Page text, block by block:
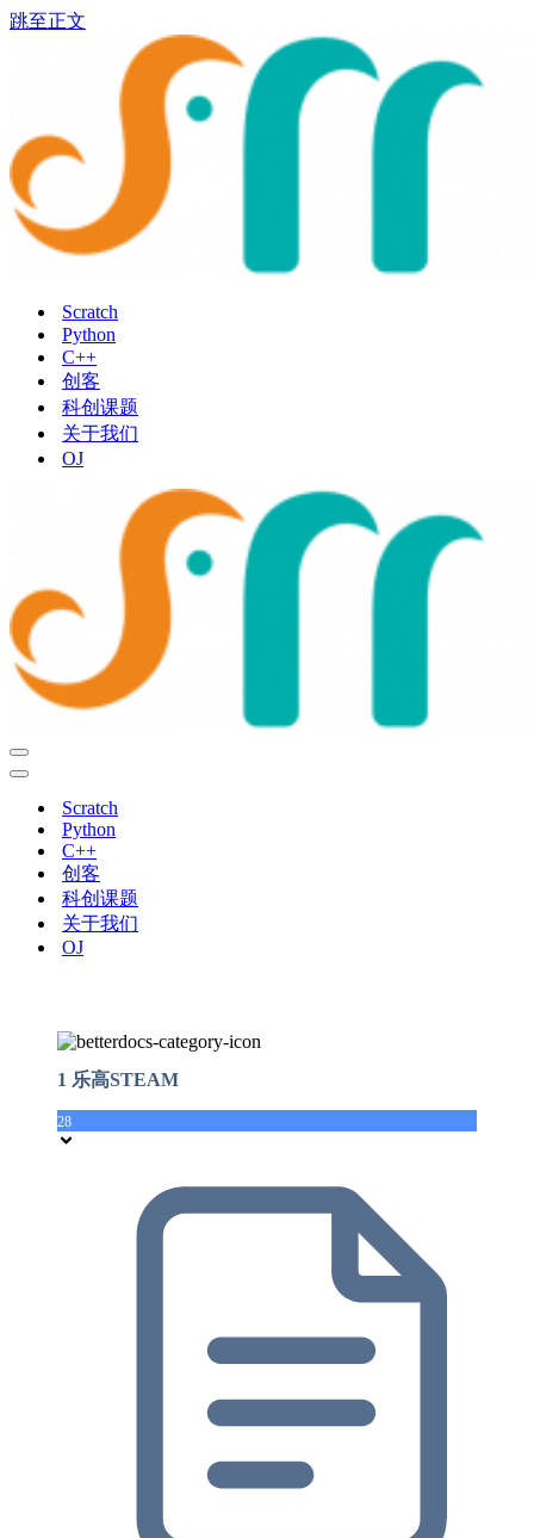
跳至正文
Scratch
Python
C++
创客
科创课题
关于我们
OJ
导
航
导
Scratch
Python
C++
创客
科创课题
关于我们
OJ
1 乐高STEAM
28